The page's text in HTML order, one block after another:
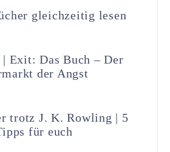
gleichzeitig lesen
| Exit: Das Buch – Der
der Angst
trotz J. K. Rowling | 5
für euch